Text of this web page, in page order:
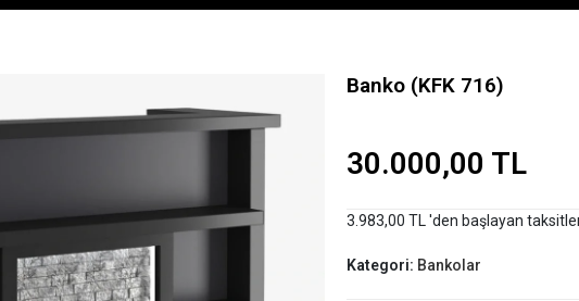
Banko (KFK 716)
30.000,00 TL
3.983,00 TL 'den başlayan
Kategori: Bankolar